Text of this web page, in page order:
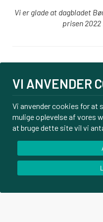
Vi er glade at dagbladet
prisen
PBS tilmelding
Om os
Kontakt
Handelsbetingelser
© Danfoods ApS – CVR
VI ANVENDER
Vi anvender cookies for at
mulige oplevelse af vores
at bruge dette site vil vi